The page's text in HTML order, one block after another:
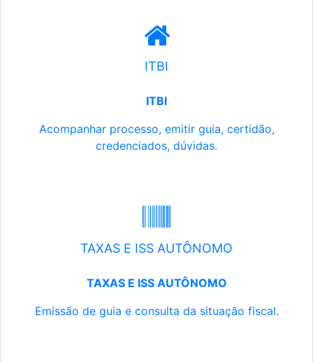
ITBI
ITBI
Acompanhar processo, emitir guia, certidão,
credenciados, dúvidas.
TAXAS E ISS AUTÔNOMO
TAXAS E ISS AUTÔNOMO
Emissão de guia e consulta da situação fiscal.